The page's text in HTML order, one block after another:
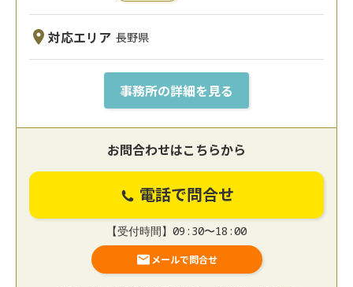
対応エリア 長野県
事務所の詳細を見る
お問合わせはこちらから
電話で問合せ
【受付時間】09:30〜18:00
メールで問合せ